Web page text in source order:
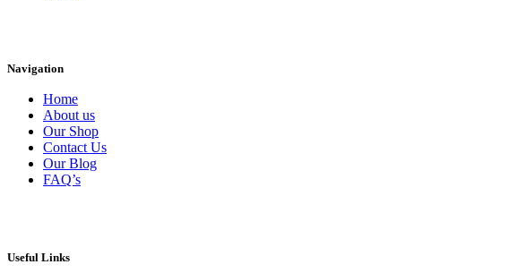
Navigation
Home
About us
Our Shop
Contact Us
Our Blog
FAQ’s
Useful Links